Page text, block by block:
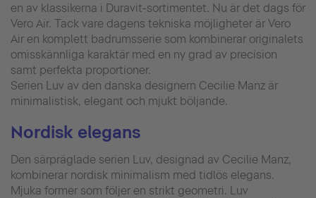
en av klassikerna i Duravit-sortimentet. Nu är det dags för
Vero Air. Tack vare dagens tekniska möjligheter är Vero
Air en komplett badrumsserie som kombinerar originalets
omisskännliga karaktär med en ny grad av precision
samt perfekta proportioner.
Serien Luv av den danska designern Cecilie Manz är
minimalistisk, elegant och mjukt böljande.
Nordisk elegans
Den särpräglade serien Luv, designad av Cecilie Manz,
kombinerar nordisk minimalism med tidlös elegans.
Mjuka former som följer en strikt geometri. Luv